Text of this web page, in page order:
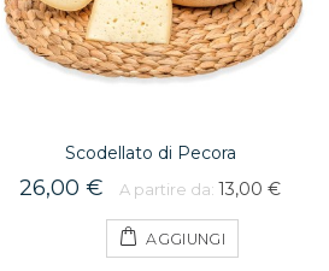
Scodellato di Pecora
26,00 € A partire da: 13,00 €
AGGIUNGI